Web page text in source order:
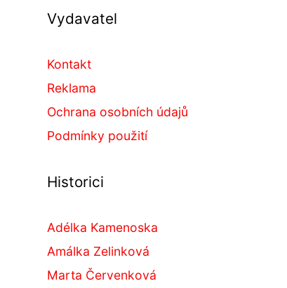
Vydavatel
Kontakt
Reklama
Ochrana osobních údajů
Podmínky použití
Historici
Adélka Kamenoska
Amálka Zelinková
Marta Červenková